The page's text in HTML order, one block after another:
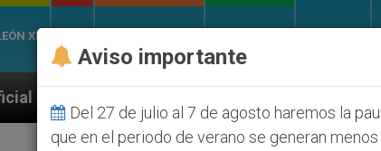
XIV
de la Juventud Seúl 2027 ONU se
Aviso importante
Del 27 de julio al 7 de agosto haremos la
que en el periodo de verano se generan